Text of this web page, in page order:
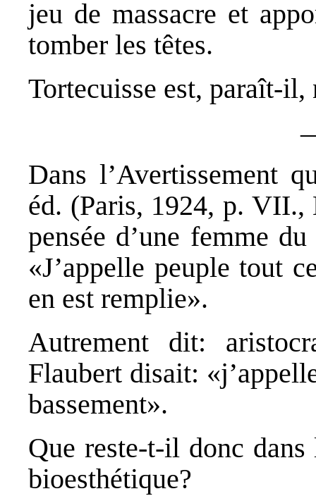
jeu de massacre et
tomber les têtes.
Tortecuisse est, paraît-
Dans l’Avertissement
éd. (Paris, 1924, p. VII.,
pensée d’une femme
«J’appelle peuple tout
en est remplie».
Autrement dit:
Flaubert disait:
bassement».
Que reste-t-il donc
bioesthétique?